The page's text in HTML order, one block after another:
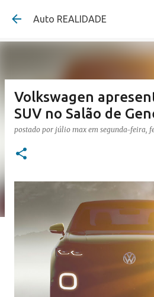
Pular para o
Auto REALIDADE
Volkswagen
SUV no Salão de
postado por júlio max em segunda-feira,